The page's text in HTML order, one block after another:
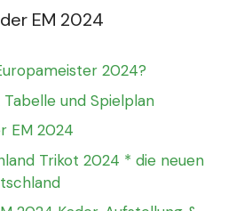
EM 2024
2024?
und Spielplan
EM 2024
Trikot 2024 * die neuen